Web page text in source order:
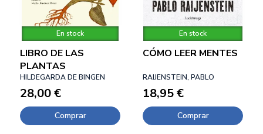
En stock
LIBRO DE LAS
PLANTAS
HILDEGARDA DE BINGEN
28,00 €
Comprar
En stock
CÓMO LEER MENTES
RAIJENSTEIN, PABLO
18,95 €
Comprar